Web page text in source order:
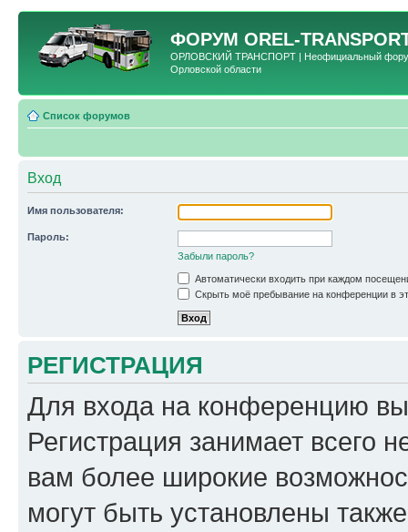
ФОРУМ OREL-
ОРЛОВСКИЙ ТРАНСПОРТ | Неофициальный форум
Орловской области
Список форумов
Вход
Имя пользователя:
Пароль:
Забыли пароль?
Автоматически входить при каждом
Скрыть моё пребывание на конференции в
РЕГИСТРАЦИЯ
Для входа на конференцию
Регистрация занимает всего
вам более широкие
могут быть установлены